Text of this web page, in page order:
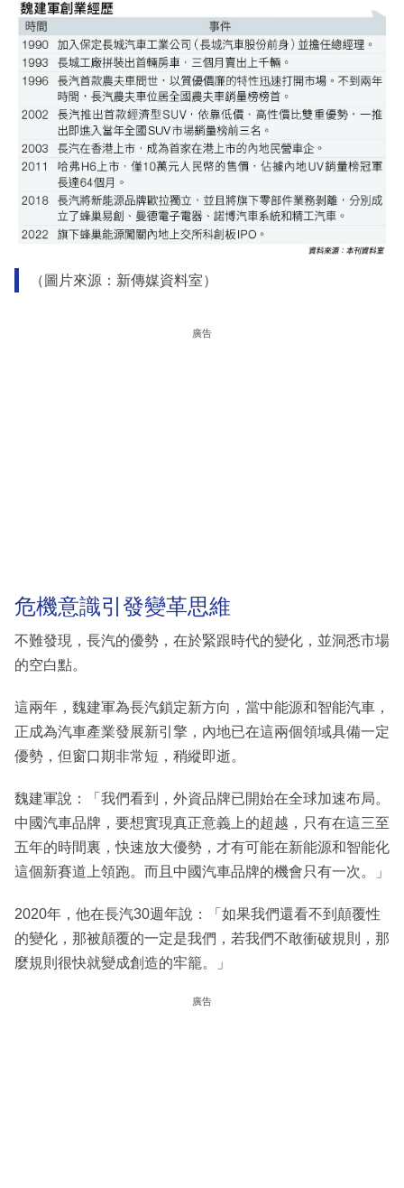
（圖片來源：新傳媒資料室）
廣告
危機意識引發變革思維
不難發現，長汽的優勢，在於緊跟時代的變化，並洞悉市場
的空白點。
這兩年，魏建軍為長汽鎖定新方向，當中能源和智能汽車，
正成為汽車產業發展新引擎，內地已在這兩個領域具備一定
優勢，但窗口期非常短，稍縱即逝。
魏建軍說：「我們看到，外資品牌已開始在全球加速布局。
中國汽車品牌，要想實現真正意義上的超越，只有在這三至
五年的時間裏，快速放大優勢，才有可能在新能源和智能化
這個新賽道上領跑。而且中國汽車品牌的機會只有一次。」
2020年，他在長汽30週年說：「如果我們還看不到顛覆性
的變化，那被顛覆的一定是我們，若我們不敢衝破規則，那
麼規則很快就變成創造的牢籠。」
廣告